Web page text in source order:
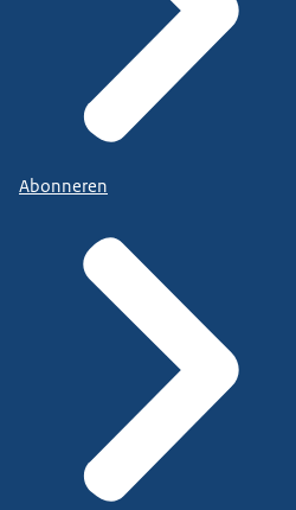
Abonneren